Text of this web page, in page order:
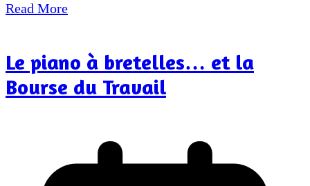
Read More
Le piano à bretelles… et la
Bourse du Travail